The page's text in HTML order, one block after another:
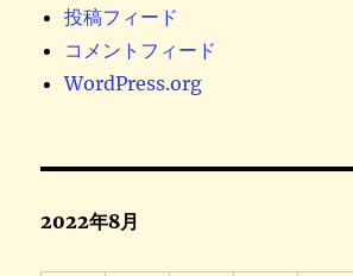
投稿フィード
コメントフィード
WordPress.org
2022年8月